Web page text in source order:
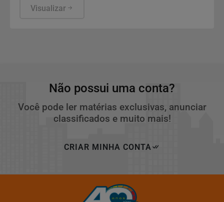
Visualizar
Não possui uma conta?
Você pode ler matérias exclusivas, anunciar
classificados e muito mais!
CRIAR MINHA CONTA